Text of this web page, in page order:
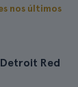
nos últimos
Red